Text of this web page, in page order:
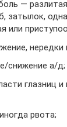
—
затылок,
или
нередки
снижение а/д;
глазниц
рвота;